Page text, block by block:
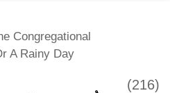
Congregational
A Rainy Day
(216)